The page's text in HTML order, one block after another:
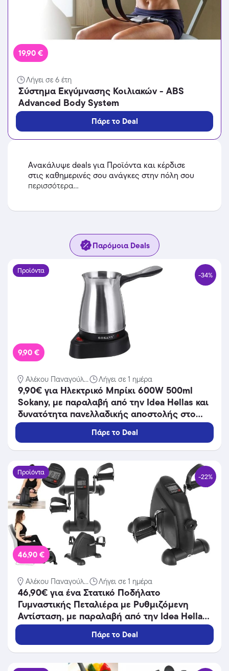
19,90 €
Λήγει σε 6 έτη
Σύστημα Εκγύμνασης Κοιλιακών - ABS
Advanced Body System
Πάρε το Deal
Ανακάλυψε deals για Προϊόντα και κέρδισε
στις καθημερινές σου ανάγκες στην πόλη σου
περισσότερα...
Παρόμοια Deals
Προϊόντα -34%
9,90 €
Αλέκου Παναγούλ... Λήγει σε 1 ημέρα
9,90€ για Ηλεκτρικό Μπρίκι 600W 500ml
Sokany, με παραλαβή από την Idea Hellas και
δυνατότητα πανελλαδικής αποστολής στο
χώρo σας.Κωδ:230.20377
Πάρε το Deal
Προϊόντα -22%
46,90 €
Αλέκου Παναγούλ... Λήγει σε 1 ημέρα
46,90€ για ένα Στατικό Ποδήλατο
Γυμναστικής Πεταλιέρα με Ρυθμιζόμενη
Αντίσταση, με παραλαβή από την Idea Hellas
και δυνατότητα πανελλαδικής αποστολής στο
χώρo σας.Κωδ:230.20896Χ
Πάρε το Deal